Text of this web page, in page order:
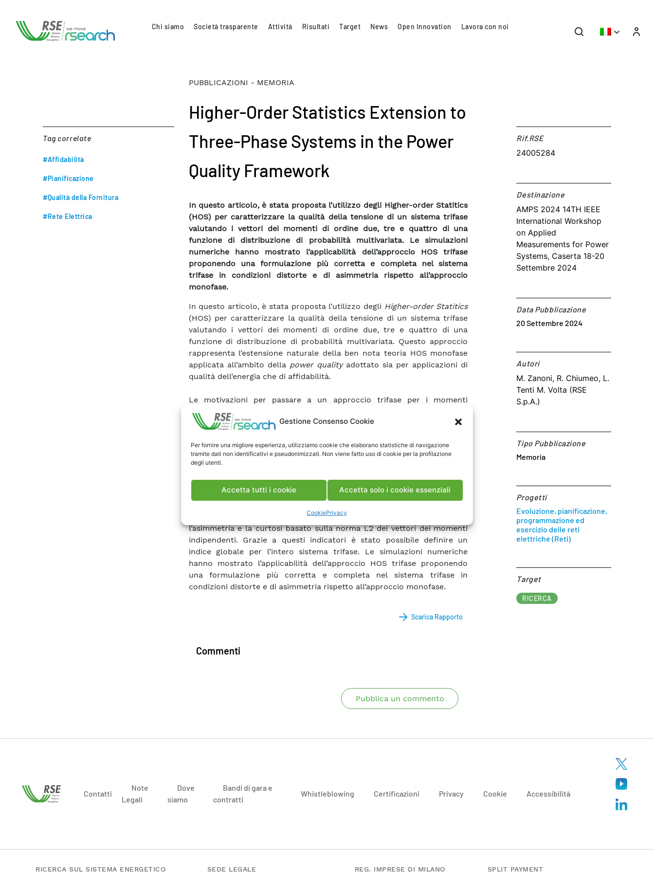
Gestione Consenso Cookie
Per fornire una migliore esperienza, utilizziamo cookie che elaborano statistiche di navigazione
tramite dati non identificativi e pseudonimizzati. Non viene fatto uso di cookie per la profilazione
degli utenti.
Accetta tutti i cookie Accetta solo i cookie essenziali
CookiePrivacy
Chi siamo Società trasparente Attività Risultati Target News Open Innovation Lavora con noi
Tag correlate
#Affidabilità
#Pianificazione
#Qualità della Fornitura
#Rete Elettrica
PUBBLICAZIONI - MEMORIA
Higher-Order Statistics Extension to
Three-Phase Systems in the Power
Quality Framework
In questo articolo, è stata proposta l’utilizzo degli Higher-order Statitics
(HOS) per caratterizzare la qualità della tensione di un sistema trifase
valutando i vettori dei momenti di ordine due, tre e quattro di una
funzione di distribuzione di probabilità multivariata. Le simulazioni
numeriche hanno mostrato l’applicabilità dell’approccio HOS trifase
proponendo una formulazione più corretta e completa nel sistema
trifase in condizioni distorte e di asimmetria rispetto all’approccio
monofase.
In questo articolo, è stata proposta l’utilizzo degli Higher-order Statitics
(HOS) per caratterizzare la qualità della tensione di un sistema trifase
valutando i vettori dei momenti di ordine due, tre e quattro di una
funzione di distribuzione di probabilità multivariata. Questo approccio
rappresenta l’estensione naturale della ben nota teoria HOS monofase
applicata all’ambito della power qualityadottato sia per applicazioni di
qualità dell’energia che di affidabilità.
Le motivazioni per passare a un approccio trifase per i momenti
statistici di ordine superiore sono duplici:
i) l’estensione a trifase consente di caratterizzare in modo univoco
ii) l’adozione di una statistica multivariata evita considerazioni fuorvianti
che possono sorgere considerando come variabili casuali indipendenti le
calcolati per una funzione di distribuzione di probabilità multivariata
definita da un sistema trifase simmetrico.
È stato successivamente presentato un metodo per misurare la varianza,
l’asimmetria e la curtosi basato sulla norma L2 dei vettori dei momenti
indipendenti. Grazie a questi indicatori è stato possibile definire un
indice globale per l’intero sistema trifase. Le simulazioni numeriche
hanno mostrato l’applicabilità dell’approccio HOS trifase proponendo
una formulazione più corretta e completa nel sistema trifase in
condizioni distorte e di asimmetria rispetto all’approccio monofase.
Scarica Rapporto
Rif.RSE​
24005284
Destinazione​
AMPS 2024 14TH IEEE
International Workshop
on Applied
Measurements for Power
Systems, Caserta 18-20
Settembre 2024
Data Pubblicazione
20 Settembre 2024
Autori​
M. Zanoni, R. Chiumeo, L.
Tenti M. Volta (RSE
S.p.A.)
Tipo Pubblicazione
Memoria
Progetti
Evoluzione, pianificazione,
programmazione ed
esercizio delle reti
elettriche (Reti)
Target​
RICERCA
Commenti
Pubblica un commento
Contatti
Note
Legali
Dove
siamo
Bandi di gara e
contratti
Whistleblowing Certificazioni Privacy Cookie Accessibilità
RICERCA SUL SISTEMA ENERGETICO SEDE LEGALE REG. IMPRESE DI MILANO SPLIT PAYMENT